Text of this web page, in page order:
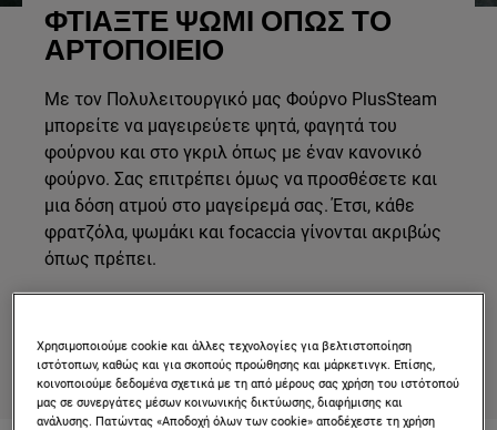
ΦΤΙΆΞΤΕ ΨΩΜΊ ΌΠΩΣ ΤΟ
ΑΡΤΟΠΟΙΕΊΟ
Με τον Πολυλειτουργικό μας Φούρνο PlusSteam
μπορείτε να μαγειρεύετε ψητά, φαγητά του
φούρνου και στο γκριλ όπως με έναν κανονικό
φούρνο. Σας επιτρέπει όμως να προσθέσετε και
μια δόση ατμού στο μαγείρεμά σας. Έτσι, κάθε
φρατζόλα, ψωμάκι και focaccia γίνονται ακριβώς
όπως πρέπει.
ΦΟΥΡΝΟ PLUSSTEAM
Χρησιμοποιούμε cookie και άλλες τεχνολογίες για βελτιστοποίηση
ιστότοπων, καθώς και για σκοπούς προώθησης και μάρκετινγκ. Επίσης,
κοινοποιούμε δεδομένα σχετικά με τη από μέρους σας χρήση του ιστότοπού
μας σε συνεργάτες μέσων κοινωνικής δικτύωσης, διαφήμισης και
ανάλυσης. Πατώντας «Αποδοχή όλων των cookie» αποδέχεστε τη χρήση